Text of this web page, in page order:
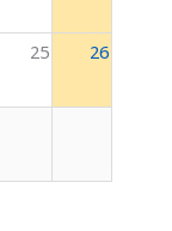
25 26